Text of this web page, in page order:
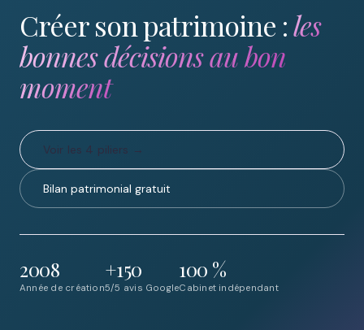
Créer son patrimoine :les
bonnes décisions au bon
moment
Voir les 4 piliers →
Bilan patrimonial gratuit
2008
Année de création
+150
5/5 avis Google
100 %
Cabinet indépendant